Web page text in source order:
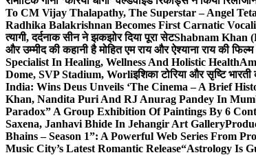
To CM Vijay Thalapathy, The Superstar – Angel
Radhika Balakrishnan Becomes First Carnatic
त्यागी, दर्दनाक सीन ने झकझोर दिया पूरा सेटShabnam Khan
और उम्मीद की कहानी है मोहित एम राय और ऐश्याना राय की फिल्म
Specialist In Healing, Wellness And Holistic Health
Dome, SVP Stadium, Worliइशिका टोरिया और सृष्टि
India: Wins Deus Unveils ‘The Cinema – A Brief
Khan, Nandita Puri And RJ Anurag Pandey In
Paradox” A Group Exhibition Of Paintings By 6
Saxena, Janhavi Bhide In Jehangir Art Gallery
Bhains – Season 1”: A Powerful Web Series From
Music City’s Latest Romantic Release“Astrology Is